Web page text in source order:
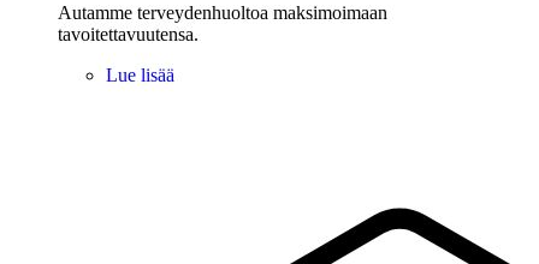
Autamme terveydenhuoltoa maksimoimaan
tavoitettavuutensa.
Lue lisää